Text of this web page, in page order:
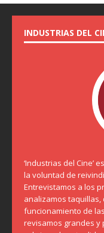
INDUSTRIAS DEL
‘Industrias del Cine’
la voluntad de
Entrevistamos a los
analizamos
funcionamiento de
revisamos grandes y